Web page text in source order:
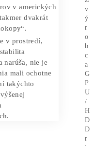
dohoda o
odkúpení
odvetný
clá na
hodnote až
prístupu
jednotný trh, ak
hrozby proti
NATO. George